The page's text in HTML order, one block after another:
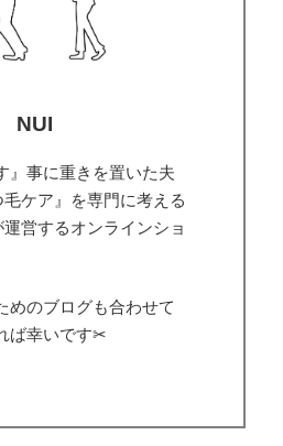
NUI
』事に重きを置いた夫
ケア』を専門に考える
営するオンラインショ
めのブログも合わせて
ば幸いです✂︎